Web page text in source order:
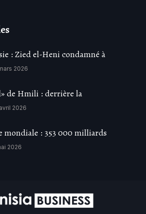
: Zied el-Heni condamné à
2026
de Hmili : derrière la
2026
mondiale : 353 000 milliards
2026